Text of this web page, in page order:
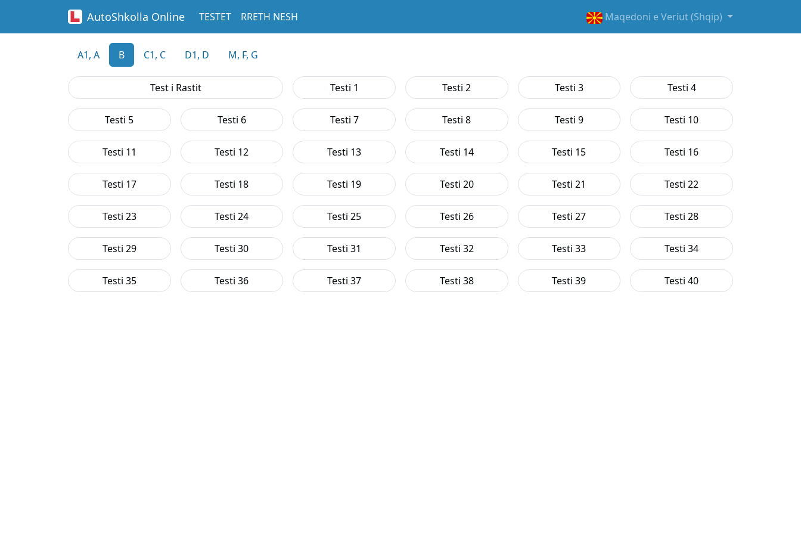
AutoShkolla Online TESTET RRETH NESH Maqedoni e Veriut (Shqip)
A1, A B C1, C D1, D M, F, G
Test i Rastit Testi 1 Testi 2 Testi 3 Testi 4
Testi 5 Testi 6 Testi 7 Testi 8 Testi 9 Testi 10
Testi 11 Testi 12 Testi 13 Testi 14 Testi 15 Testi 16
Testi 17 Testi 18 Testi 19 Testi 20 Testi 21 Testi 22
Testi 23 Testi 24 Testi 25 Testi 26 Testi 27 Testi 28
Testi 29 Testi 30 Testi 31 Testi 32 Testi 33 Testi 34
Testi 35 Testi 36 Testi 37 Testi 38 Testi 39 Testi 40